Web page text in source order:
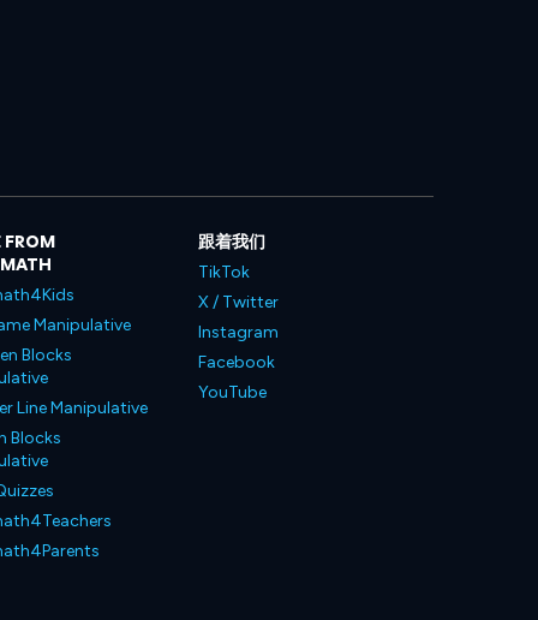
FROM
Manipulative
Blocks
Line Manipulative
Blocks
跟着我们
TikTok
X / Twitter
Instagram
Facebook
YouTube